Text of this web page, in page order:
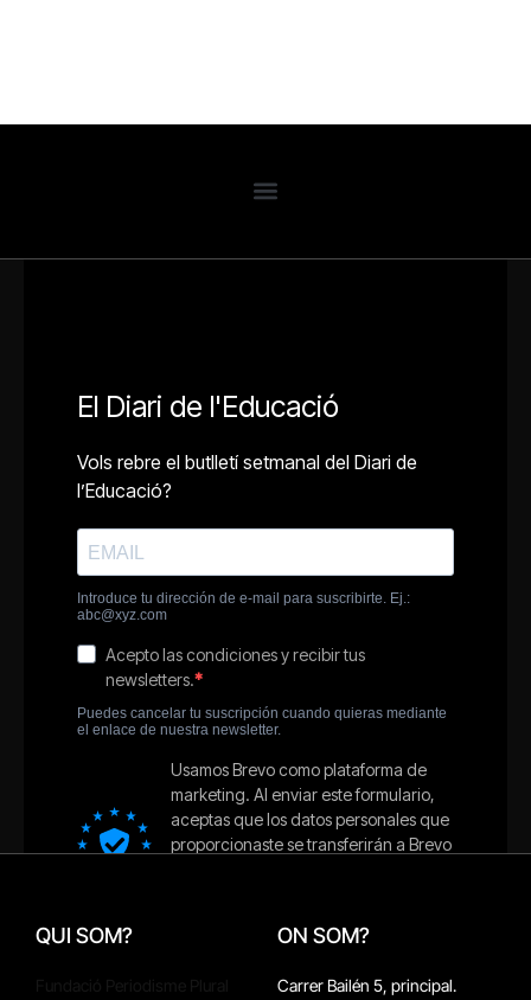
QUI SOM? ON SOM?
Carrer Bailén 5, principal.